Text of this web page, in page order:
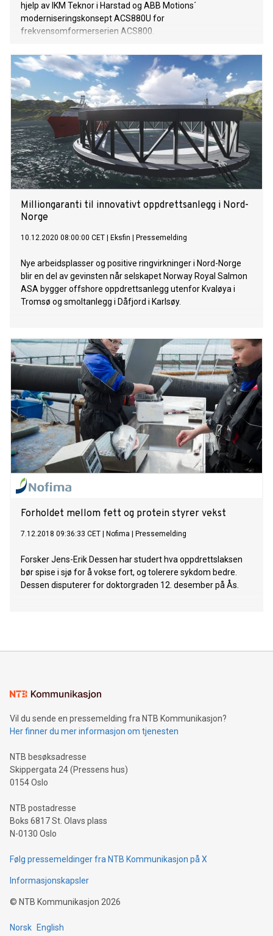
hjelp av IKM Teknor i Harstad og ABB Motions´
moderniseringskonsept ACS880U for
frekvensomformerserien ACS800.
Milliongaranti til innovativt oppdrettsanlegg i Nord-
Norge
10.12.2020 08:00:00 CET Eksfin Pressemelding
Nye arbeidsplasser og positive ringvirkninger i Nord-Norge
blir en del av gevinsten når selskapet Norway Royal Salmon
ASA bygger offshore oppdrettsanlegg utenfor Kvaløya i
Tromsø og smoltanlegg i Dåfjord i Karlsøy.
Forholdet mellom fett og protein styrer vekst
7.12.2018 09:36:33 CET Nofima Pressemelding
Forsker Jens-Erik Dessen har studert hva oppdrettslaksen
bør spise i sjø for å vokse fort, og tolerere sykdom bedre.
Dessen disputerer for doktorgraden 12. desember på Ås.
Vil du sende en pressemelding fra NTB Kommunikasjon?
Her finner du mer informasjon om tjenesten
NTB besøksadresse
Skippergata 24 (Pressens hus)
0154 Oslo
NTB postadresse
Boks 6817 St. Olavs plass
N-0130 Oslo
Følg pressemeldinger fra NTB Kommunikasjon på X
Informasjonskapsler
© NTB Kommunikasjon 2026
Norsk English